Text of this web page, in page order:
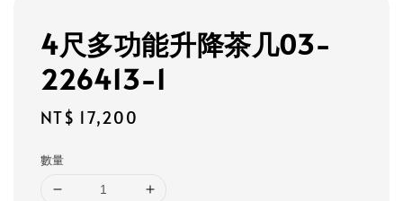
4尺多功能升降茶几03-
226413-1
Regular
NT$ 17,200
數量